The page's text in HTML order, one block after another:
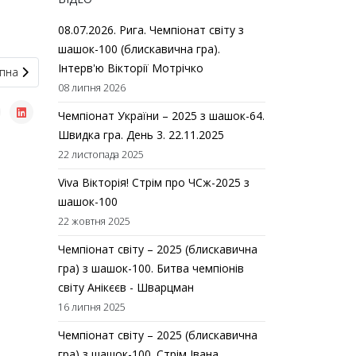
стаття: Фінал Дитячої шашкової ліги – 2026 переноситься
08.07.2026. Рига. Чемпіонат світу з
шашок-100 (блискавична гра).
Інтерв'ю Вікторії Мотрічко
08 липня 2026
Чемпіонат України – 2025 з шашок-64.
Швидка гра. День 3. 22.11.2025
22 листопада 2025
Viva Вікторія! Стрім про ЧСж-2025 з
шашок-100
22 жовтня 2025
Чемпіонат світу – 2025 (блискавична
гра) з шашок-100. Битва чемпіонів
світу Анікєєв - Шварцман
16 липня 2025
Чемпіонат світу – 2025 (блискавична